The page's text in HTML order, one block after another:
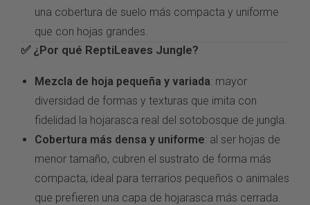
una cobertura de suelo más compacta y uniforme
que con hojas grandes.
✅ ¿Por qué ReptiLeaves Jungle?
Mezcla de hoja pequeña y variada: mayor
diversidad de formas y texturas que imita con
fidelidad la hojarasca real del sotobosque de jungla.
Cobertura más densa y uniforme: al ser hojas de
menor tamaño, cubren el sustrato de forma más
compacta, ideal para terrarios pequeños o animales
que prefieren una capa de hojarasca más cerrada.